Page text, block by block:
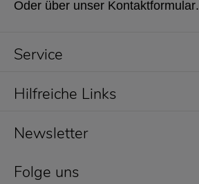
Service
Newsletter
Folge uns
Oder über unser Kontaktformular.
Hilfreiche Links